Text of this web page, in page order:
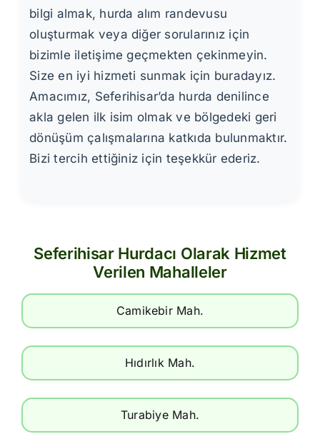
bilgi almak, hurda alım randevusu
oluşturmak veya diğer sorularınız için
bizimle iletişime geçmekten çekinmeyin.
Size en iyi hizmeti sunmak için buradayız.
Amacımız, Seferihisar’da hurda denilince
akla gelen ilk isim olmak ve bölgedeki geri
dönüşüm çalışmalarına katkıda bulunmaktır.
Bizi tercih ettiğiniz için teşekkür ederiz.
Seferihisar Hurdacı Olarak Hizmet
Verilen Mahalleler
Camikebir Mah.
Hıdırlık Mah.
Turabiye Mah.